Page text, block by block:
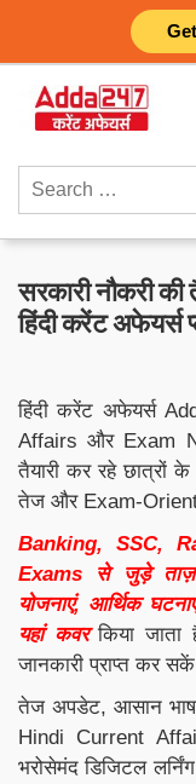
content
Search
सरकारी नौकरी
हिंदी करेंट अफेयर्स
हिंदी करेंट अफेयर्स
Affairs और Exam
तैयारी कर रहे छात्रों
तेज और Exam-
Banking, SSC,
Exams से जुड़े
योजनाएं, आर्थिक घटनाएं
यहां कवरकिया जाता
जानकारी प्राप्त कर
तेज अपडेट, आसान
Hindi Current
भरोसेमंद डिजिटल